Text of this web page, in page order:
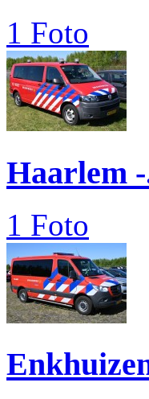
1 Foto
Haarlem
1 Foto